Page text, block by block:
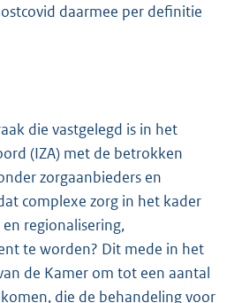
daarmee per definitie
die vastgelegd is in het
(IZA) met de betrokken
zorgaanbieders en
complexe zorg in het kader
regionalisering,
te worden? Dit mede in het
de Kamer om tot een aantal
die de behandeling voor